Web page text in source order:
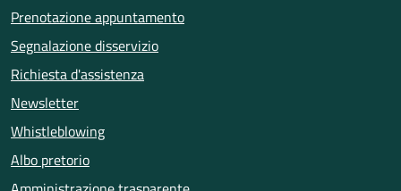
Prenotazione appuntamento
Segnalazione disservizio
Richiesta d'assistenza
Newsletter
Whistleblowing
Albo pretorio